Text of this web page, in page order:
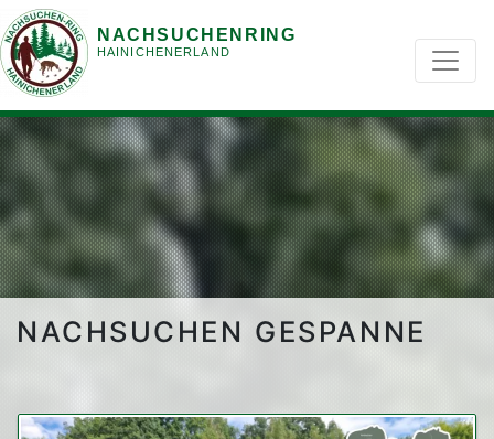
NACHSUCHENRING
HAINICHENERLAND
NACHSUCHEN GESPANNE